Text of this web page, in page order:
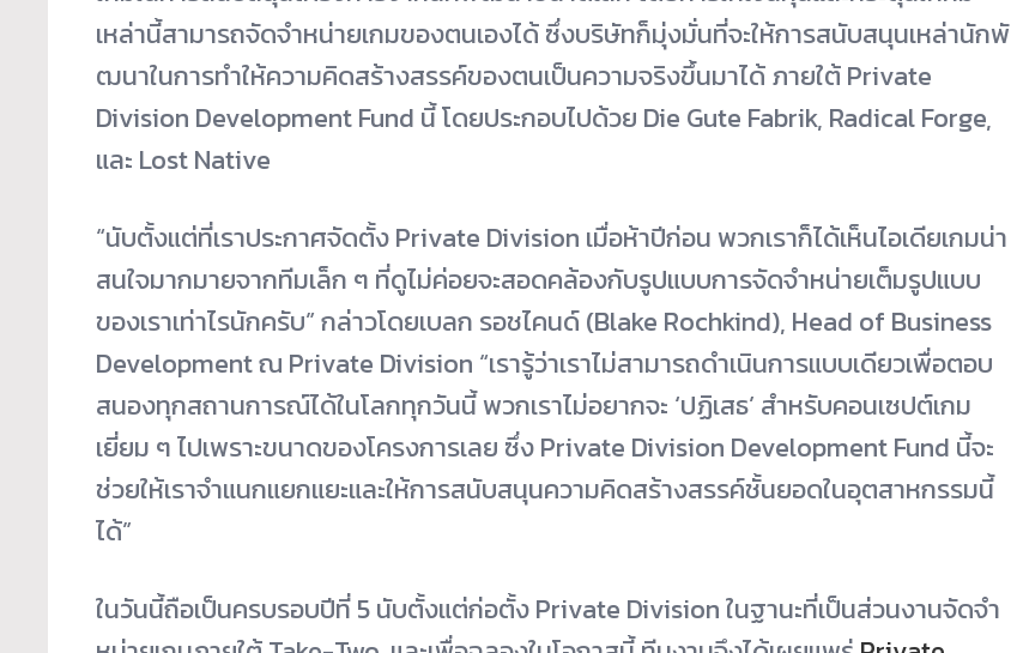
เหล่านี้สามารถจัดจำหน่ายเกมของตนเองได้ ซึ่งบริษัทก็มุ่งมั่นที่จะให้การสนับสนุนเหล่านักพั
ฒนาในการทำให้ความคิดสร้างสรรค์ของตนเป็นความจริงขึ้นมาได้ ภายใต้ Private
Division Development Fund นี้ โดยประกอบไปด้วย Die Gute Fabrik, Radical Forge,
และ Lost Native
“นับตั้งแต่ที่เราประกาศจัดตั้ง Private Division เมื่อห้าปีก่อน พวกเราก็ได้เห็นไอเดียเกมน่า
สนใจมากมายจากทีมเล็ก ๆ ที่ดูไม่ค่อยจะสอดคล้องกับรูปแบบการจัดจำหน่ายเต็มรูปแบบ
ของเราเท่าไรนักครับ” กล่าวโดยเบลก รอชไคนด์ (Blake Rochkind), Head of Business
Development ณ Private Division “เรารู้ว่าเราไม่สามารถดำเนินการแบบเดียวเพื่อตอบ
สนองทุกสถานการณ์ได้ในโลกทุกวันนี้ พวกเราไม่อยากจะ ‘ปฏิเสธ’ สำหรับคอนเซปต์เกม
เยี่ยม ๆ ไปเพราะขนาดของโครงการเลย ซึ่ง Private Division Development Fund นี้จะ
ช่วยให้เราจำแนกแยกแยะและให้การสนับสนุนความคิดสร้างสรรค์ชั้นยอดในอุตสาหกรรมนี้
ได้”
ในวันนี้ถือเป็นครบรอบปีที่ 5 นับตั้งแต่ก่อตั้ง Private Division ในฐานะที่เป็นส่วนงานจัดจำ